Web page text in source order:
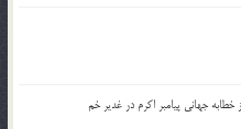
جهانی پیامبر اکرم در غدیر خم